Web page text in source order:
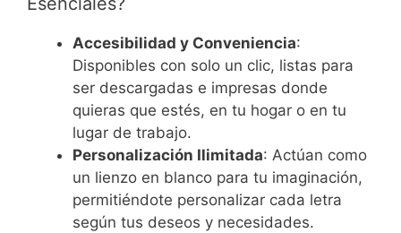
Accesibilidad y Conveniencia:
Disponibles con solo un clic, listas para
ser descargadas e impresas donde
quieras que estés, en tu hogar o en tu
lugar de trabajo.
Personalización Ilimitada: Actúan como
un lienzo en blanco para tu imaginación,
permitiéndote personalizar cada letra
según tus deseos y necesidades.